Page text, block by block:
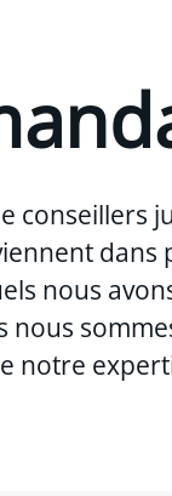
nous
notre